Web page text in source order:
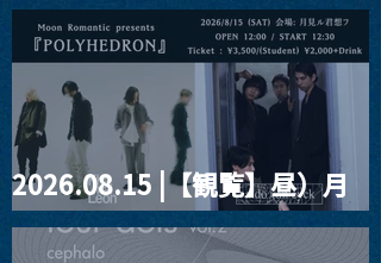
2026.08.15 |【観覧】昼）月
見ルpre.『POLYHEDRON』